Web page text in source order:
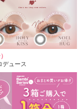
デュース